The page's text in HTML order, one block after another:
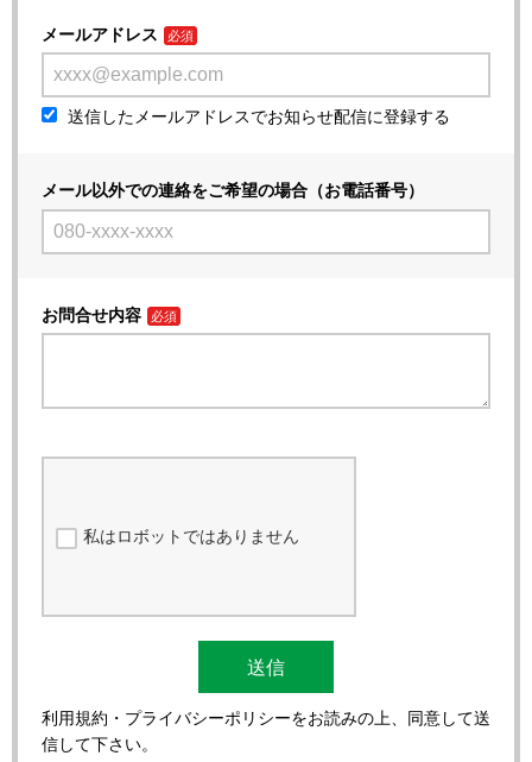
メールアドレス
送信したメールアドレスでお知らせ配信に登録する
メール以外での連絡をご希望の場合（お電話番号）
お問合せ内容
私はロボットではありません
送信
利用規約・プライバシーポリシーをお読みの上、同意して送
信して下さい。